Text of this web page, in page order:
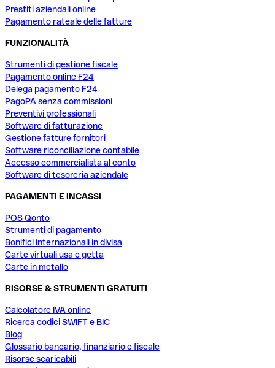
Prestiti aziendali online
Pagamento rateale delle fatture
FUNZIONALITÀ
Strumenti di gestione fiscale
Pagamento online F24
Delega pagamento F24
PagoPA senza commissioni
Preventivi professionali
Software di fatturazione
Gestione fatture fornitori
Software riconciliazione contabile
Accesso commercialista al conto
Software di tesoreria aziendale
PAGAMENTI E INCASSI
POS Qonto
Strumenti di pagamento
Bonifici internazionali in divisa
Carte virtuali usa e getta
Carte in metallo
RISORSE & STRUMENTI GRATUITI
Calcolatore IVA online
Ricerca codici SWIFT e BIC
Blog
Glossario bancario, finanziario e fiscale
Risorse scaricabili